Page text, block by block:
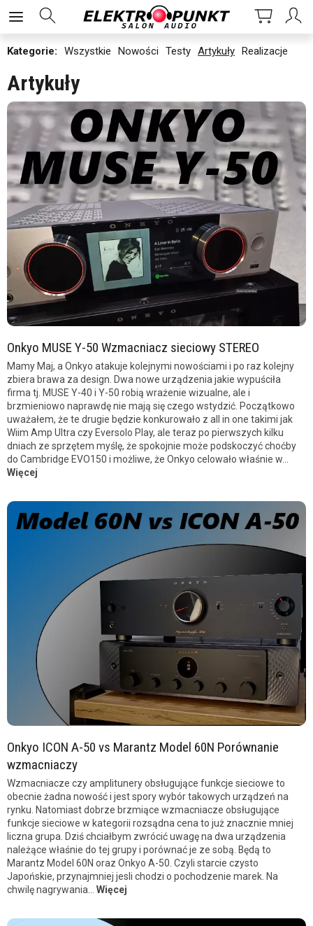
Kategorie: Wszystkie Nowości Testy Artykuły Realizacje
Artykuły
Onkyo MUSE Y-50 Wzmacniacz sieciowy STEREO
Mamy Maj, a Onkyo atakuje kolejnymi nowościami i po raz kolejny
zbiera brawa za design. Dwa nowe urządzenia jakie wypuściła
firma tj. MUSE Y-40 i Y-50 robią wrażenie wizualne, ale i
brzmieniowo naprawdę nie mają się czego wstydzić. Początkowo
uważałem, że te drugie będzie konkurowało z all in one takimi jak
Wiim Amp Ultra czy Eversolo Play, ale teraz po pierwszych kilku
dniach ze sprzętem myślę, że spokojnie może podskoczyć choćby
do Cambridge EVO150 i możliwe, że Onkyo celowało właśnie w...
Więcej
Onkyo ICON A-50 vs Marantz Model 60N Porównanie
wzmacniaczy
Wzmacniacze czy amplitunery obsługujące funkcje sieciowe to
obecnie żadna nowość i jest spory wybór takowych urządzeń na
rynku. Natomiast dobrze brzmiące wzmacniacze obsługujące
funkcje sieciowe w kategorii rozsądna cena to już znacznie mniej
liczna grupa. Dziś chciałbym zwrócić uwagę na dwa urządzenia
należące właśnie do tej grupy i porównać je ze sobą. Będą to
Marantz Model 60N oraz Onkyo A-50. Czyli starcie czysto
Japońskie, przynajmniej jesli chodzi o pochodzenie marek. Na
chwilę nagrywania... Więcej